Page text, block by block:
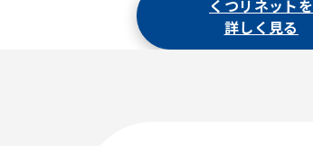
くつリネットを
詳しく見る